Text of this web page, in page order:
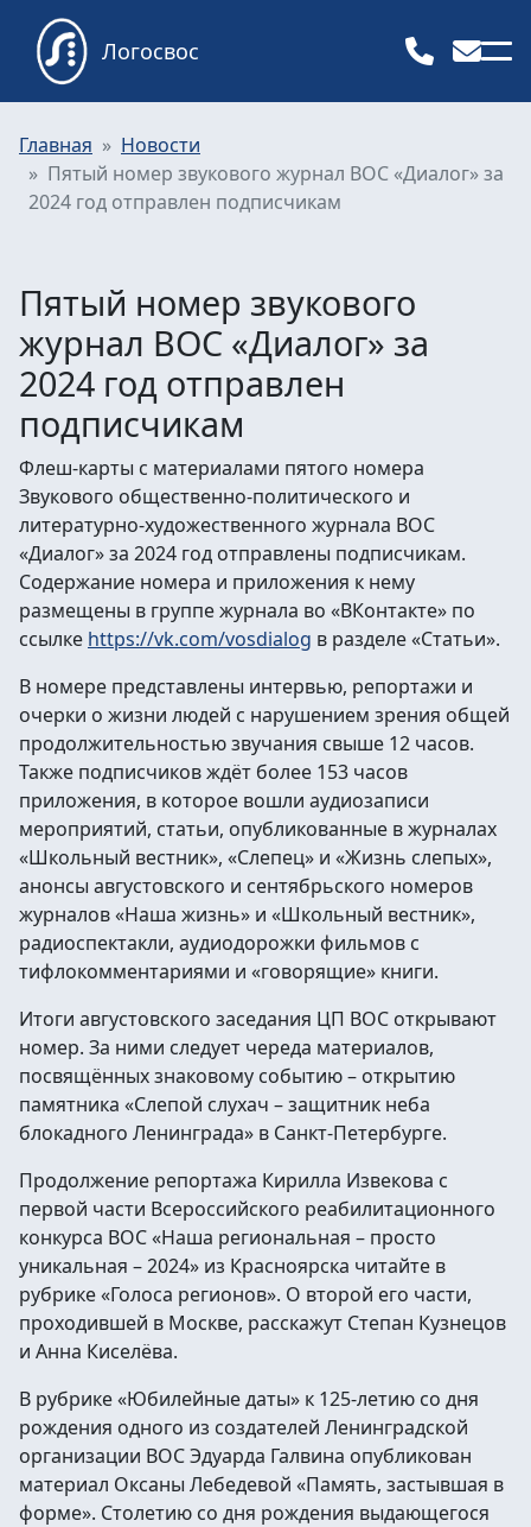
Логосвос
Главная
Новости
Пятый номер звукового журнал ВОС «Диалог» за
2024 год отправлен подписчикам
Пятый номер звукового
журнал ВОС «Диалог» за
2024 год отправлен
подписчикам
Флеш-карты с материалами пятого номера
Звукового общественно-политического и
литературно-художественного журнала ВОС
«Диалог» за 2024 год отправлены подписчикам.
Содержание номера и приложения к нему
размещены в группе журнала во «ВКонтакте» по
ссылке https://vk.com/vosdialog в разделе «Статьи».
В номере представлены интервью, репортажи и
очерки о жизни людей с нарушением зрения общей
продолжительностью звучания свыше 12 часов.
Также подписчиков ждёт более 153 часов
приложения, в которое вошли аудиозаписи
мероприятий, статьи, опубликованные в журналах
«Школьный вестник», «Слепец» и «Жизнь слепых»,
анонсы августовского и сентябрьского номеров
журналов «Наша жизнь» и «Школьный вестник»,
радиоспектакли, аудиодорожки фильмов с
тифлокомментариями и «говорящие» книги.
Итоги августовского заседания ЦП ВОС открывают
номер. За ними следует череда материалов,
посвящённых знаковому событию – открытию
памятника «Слепой слухач – защитник неба
блокадного Ленинграда» в Санкт-Петербурге.
Продолжение репортажа Кирилла Извекова с
первой части Всероссийского реабилитационного
конкурса ВОС «Наша региональная – просто
уникальная – 2024» из Красноярска читайте в
рубрике «Голоса регионов». О второй его части,
проходившей в Москве, расскажут Степан Кузнецов
и Анна Киселёва.
В рубрике «Юбилейные даты» к 125-летию со дня
рождения одного из создателей Ленинградской
организации ВОС Эдуарда Галвина опубликован
материал Оксаны Лебедевой «Память, застывшая в
форме». Столетию со дня рождения выдающегося